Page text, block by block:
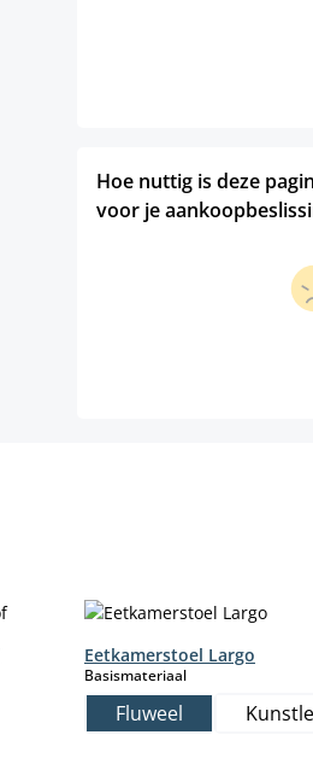
Hoe nuttig is deze
voor je
Eetkamerstoel Largo
Basismateriaalselect
Fluweel